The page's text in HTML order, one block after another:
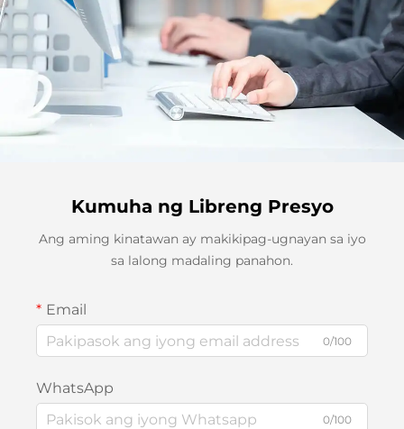
Kumuha ng Libreng Presyo
Ang aming kinatawan ay makikipag-ugnayan sa iyo
sa lalong madaling panahon.
Email
0/100
WhatsApp
0/100